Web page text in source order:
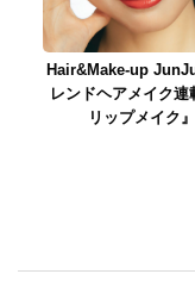
Hair&Make-up
レンドヘアメイク連
リップメイク』